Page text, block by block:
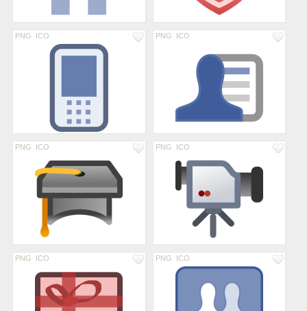
PNG ICO PNG ICO
PNG ICO PNG ICO
PNG ICO PNG ICO